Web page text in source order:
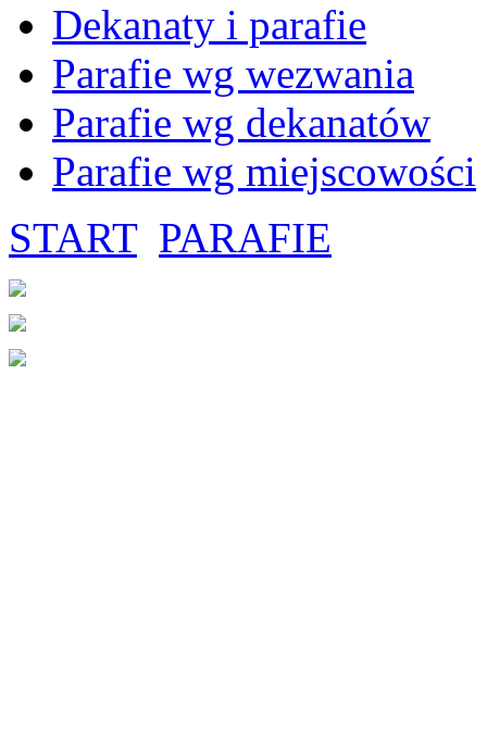
Dekanaty i parafie
Parafie wg wezwania
Parafie wg dekanatów
Parafie wg miejscowości
START PARAFIE